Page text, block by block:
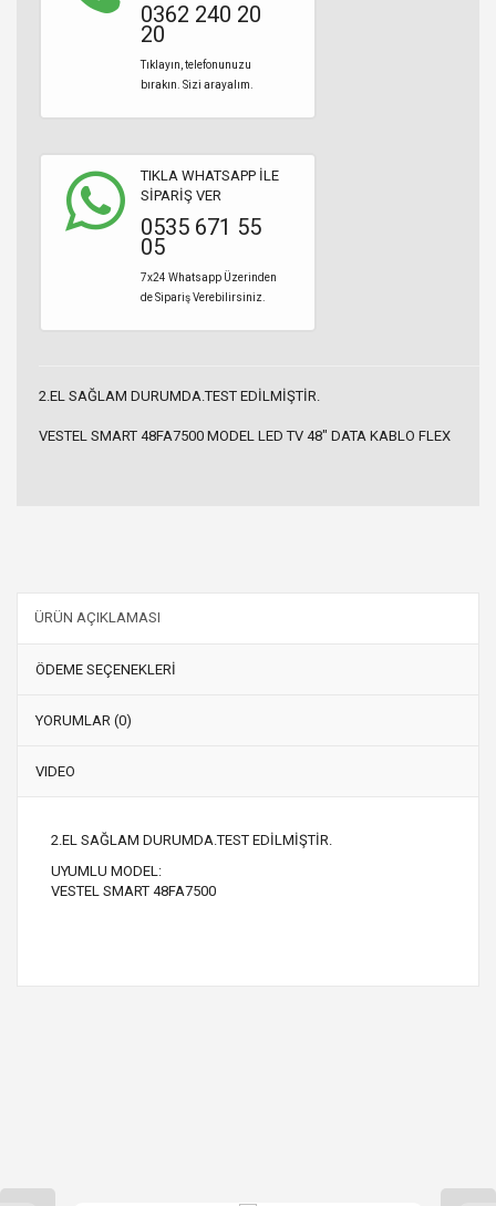
0362 240 20
20
Tıklayın, telefonunuzu
bırakın. Sizi arayalım.
TIKLA WHATSAPP İLE
SİPARİŞ VER
0535 671 55
05
7x24 Whatsapp Üzerinden
de Sipariş Verebilirsiniz.
2.EL SAĞLAM DURUMDA.TEST EDİLMİŞTİR.
VESTEL SMART 48FA7500 MODEL LED TV 48" DATA KABLO FLEX
ÜRÜN AÇIKLAMASI
ÖDEME SEÇENEKLERİ
YORUMLAR (0)
VIDEO
2.EL SAĞLAM DURUMDA.TEST EDİLMİŞTİR.
UYUMLU MODEL:
VESTEL SMART 48FA7500